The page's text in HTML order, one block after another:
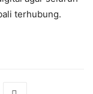
terhubung.